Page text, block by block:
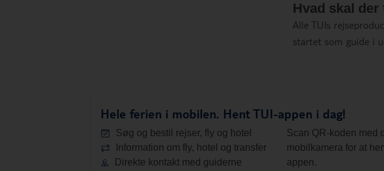
Hvad skal
Alle TUIs
startet som guide i
Hele ferien i mobilen. Hent TUI-appen i dag!
Søg og bestil rejser, fly og hotel
Information om fly, hotel og transfer
Direkte kontakt med guiderne
Scan QR-koden med
mobilkamera for at
appen.